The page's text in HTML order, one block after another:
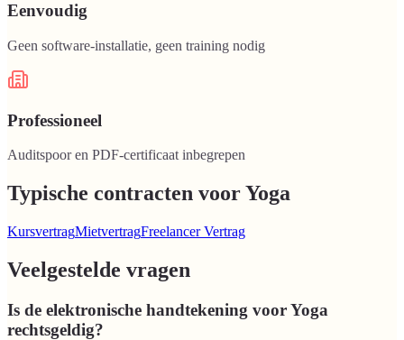
Eenvoudig
Geen software-installatie, geen training nodig
Professioneel
Auditspoor en PDF-certificaat inbegrepen
Typische contracten voor Yoga
KursvertragMietvertragFreelancer Vertrag
Veelgestelde vragen
Is de elektronische handtekening voor Yoga
rechtsgeldig?